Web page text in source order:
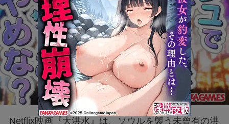
Netflix映画『大洪水』は、ソウルを襲う未曾有の洪